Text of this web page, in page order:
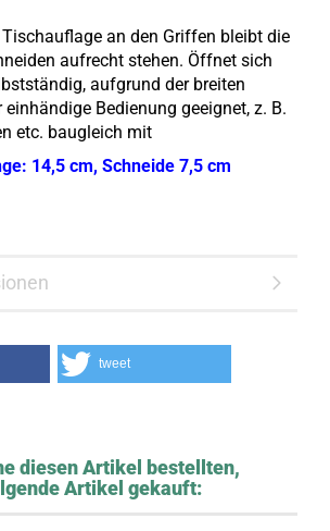
an den Griffen bleibt die
aufrecht stehen. Öffnet sich
aufgrund der breiten
Bedienung geeignet, z. B.
etc. baugleich mit
14,5 cm, Schneide 7,5 cm
tweet
diesen Artikel bestellten,
Artikel gekauft: